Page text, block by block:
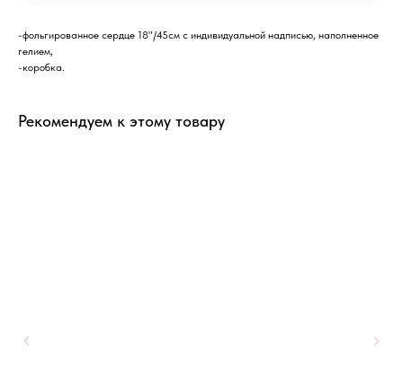
-фольгированное сердце 18"/45см с индивидуальной надписью, наполненное
гелием,
-коробка.
Рекомендуем к этому товару